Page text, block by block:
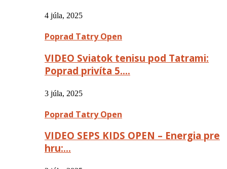
4 júla, 2025
Poprad Tatry Open
VIDEO Sviatok tenisu pod Tatrami:
Poprad privíta 5….
3 júla, 2025
Poprad Tatry Open
VIDEO SEPS KIDS OPEN – Energia pre
hru:…